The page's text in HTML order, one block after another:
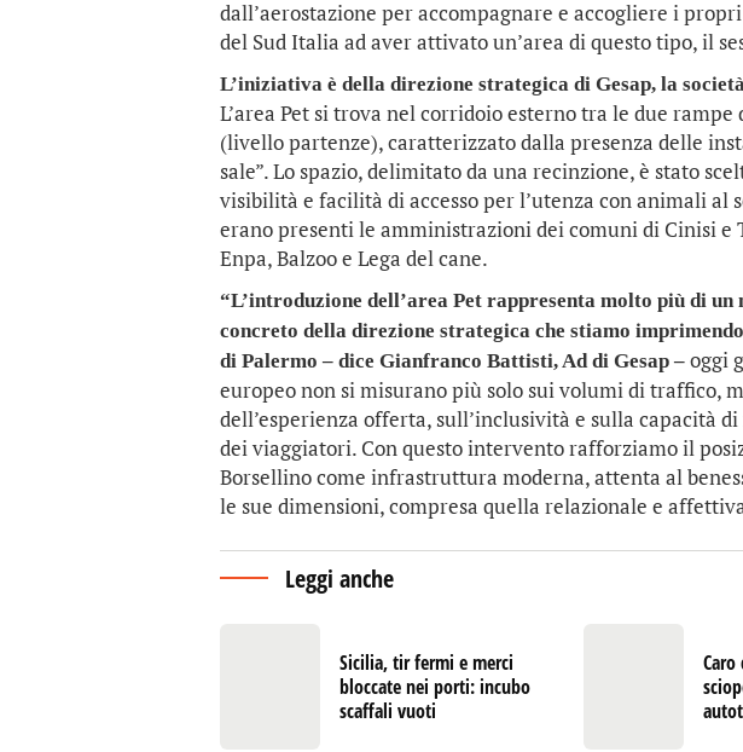
dall’aerostazione per accompagnare e accogliere i propri
del Sud Italia ad aver attivato un’area di questo tipo, il
L’iniziativa è della direzione strategica di Gesap, la
L’area Pet si trova nel corridoio esterno tra le due
(livello partenze), caratterizzato dalla presenza delle
sale”. Lo spazio, delimitato da una recinzione, è stato
visibilità e facilità di accesso per l’utenza con animali al
erano presenti le amministrazioni dei comuni di Cinisi e
Enpa, Balzoo e Lega del cane.
“L’introduzione dell’area Pet rappresenta molto più di un
concreto della direzione strategica che stiamo
di Palermo – dice Gianfranco Battisti, Ad di Gesap – oggi
europeo non si misurano più solo sui volumi di traffico,
dell’esperienza offerta, sull’inclusività e sulla capacità
dei viaggiatori. Con questo intervento rafforziamo il
Borsellino come infrastruttura moderna, attenta al
le sue dimensioni, compresa quella relazionale e
Leggi anche
Sicilia, tir fermi e merci
bloccate nei porti: incubo
scaffali vuoti